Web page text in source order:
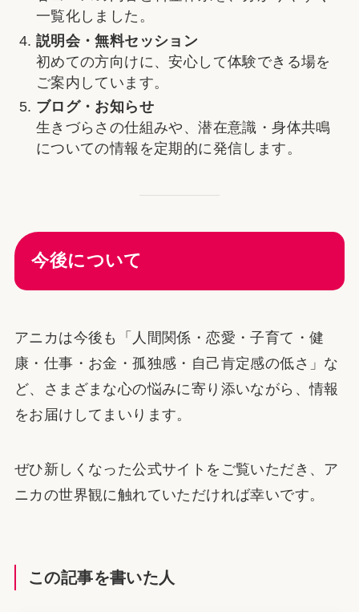
一覧化しました。
説明会・無料セッション
初めての方向けに、安心して体験できる場を
ご案内しています。
ブログ・お知らせ
生きづらさの仕組みや、潜在意識・身体共鳴
についての情報を定期的に発信します。
今後について
アニカは今後も「人間関係・恋愛・子育て・健
康・仕事・お金・孤独感・自己肯定感の低さ」な
ど、さまざまな心の悩みに寄り添いながら、情報
をお届けしてまいります。
ぜひ新しくなった公式サイトをご覧いただき、ア
ニカの世界観に触れていただければ幸いです。
この記事を書いた人